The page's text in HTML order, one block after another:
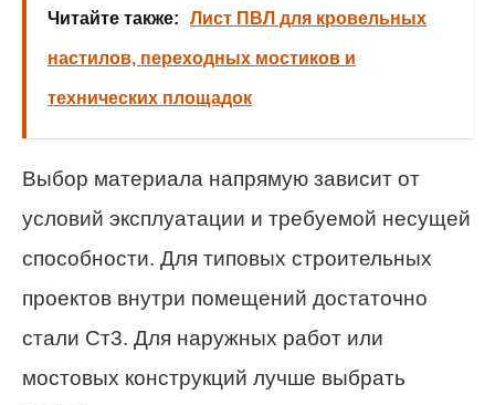
Читайте также: Лист ПВЛ для кровельных
настилов, переходных мостиков и
технических площадок
Выбор материала напрямую зависит от
условий эксплуатации и требуемой несущей
способности. Для типовых строительных
проектов внутри помещений достаточно
стали Ст3. Для наружных работ или
мостовых конструкций лучше выбрать